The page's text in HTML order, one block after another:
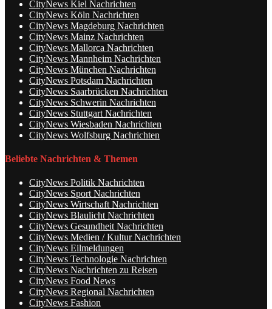
CityNews Kiel Nachrichten
CityNews Köln Nachrichten
CityNews Magdeburg Nachrichten
CityNews Mainz Nachrichten
CityNews Mallorca Nachrichten
CityNews Mannheim Nachrichten
CityNews München Nachrichten
CityNews Potsdam Nachrichten
CityNews Saarbrücken Nachrichten
CityNews Schwerin Nachrichten
CityNews Stuttgart Nachrichten
CityNews Wiesbaden Nachrichten
CityNews Wolfsburg Nachrichten
Beliebte Nachrichten & Themen
CityNews Politik Nachrichten
CityNews Sport Nachrichten
CityNews Wirtschaft Nachrichten
CityNews Blaulicht Nachrichten
CityNews Gesundheit Nachrichten
CityNews Medien / Kultur Nachrichten
CityNews Eilmeldungen
CityNews Technologie Nachrichten
CityNews Nachrichten zu Reisen
CityNews Food News
CityNews Regional Nachrichten
CityNews Fashion